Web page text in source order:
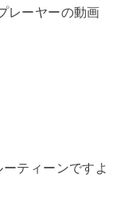
レーヤーの動画
ティーンですよ